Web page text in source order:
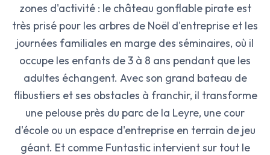
zones d'activité : le château gonflable pirate est
très prisé pour les arbres de Noël d'entreprise et les
journées familiales en marge des séminaires, où il
occupe les enfants de 3 à 8 ans pendant que les
adultes échangent. Avec son grand bateau de
flibustiers et ses obstacles à franchir, il transforme
une pelouse près du parc de la Leyre, une cour
d'école ou un espace d'entreprise en terrain de jeu
géant. Et comme Funtastic intervient sur tout le